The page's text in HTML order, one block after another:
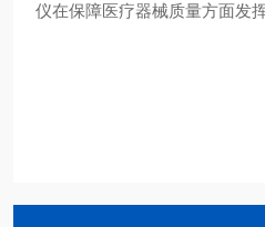
仪在保障医疗器械质量方面发